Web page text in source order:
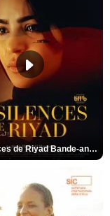
Les Silences de Riyad Bande-annonce VO STFR